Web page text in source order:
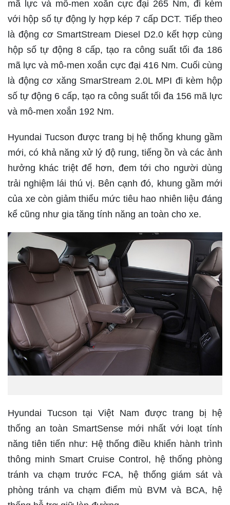
mã lực và mô-men xoắn cực đại 265 Nm, đi kèm
với hộp số tự động ly hợp kép 7 cấp DCT. Tiếp theo
là động cơ SmartStream Diesel D2.0 kết hợp cùng
hộp số tự động 8 cấp, tạo ra công suất tối đa 186
mã lực và mô-men xoắn cực đại 416 Nm. Cuối cùng
là động cơ xăng SmarStream 2.0L MPI đi kèm hộp
số tự động 6 cấp, tạo ra công suất tối đa 156 mã lực
và mô-men xoắn 192 Nm.
Hyundai Tucson được trang bị hệ thống khung gầm
mới, có khả năng xử lý độ rung, tiếng ồn và các ảnh
hưởng khác triệt để hơn, đem tới cho người dùng
trải nghiệm lái thú vị. Bên cạnh đó, khung gầm mới
của xe còn giảm thiểu mức tiêu hao nhiên liệu đáng
kể cũng như gia tăng tính năng an toàn cho xe.
Hyundai Tucson tại Việt Nam được trang bị hệ
thống an toàn SmartSense mới nhất với loạt tính
năng tiên tiến như: Hệ thống điều khiển hành trình
thông minh Smart Cruise Control, hệ thống phòng
tránh va chạm trước FCA, hệ thống giám sát và
phòng tránh va chạm điểm mù BVM và BCA, hệ